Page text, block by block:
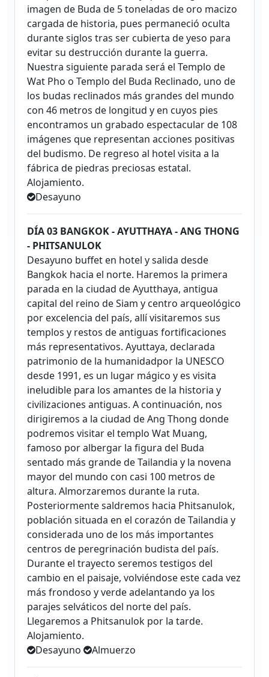
imagen de Buda de 5 toneladas de oro macizo
cargada de historia, pues permaneció oculta
durante siglos tras ser cubierta de yeso para
evitar su destrucción durante la guerra.
Nuestra siguiente parada será el Templo de
Wat Pho o Templo del Buda Reclinado, uno de
los budas reclinados más grandes del mundo
con 46 metros de longitud y en cuyos pies
encontramos un grabado espectacular de 108
imágenes que representan acciones positivas
del budismo. De regreso al hotel visita a la
fábrica de piedras preciosas estatal.
Alojamiento.
Desayuno
DÍA 03 BANGKOK - AYUTTHAYA - ANG THONG
- PHITSANULOK
Desayuno buffet en hotel y salida desde
Bangkok hacia el norte. Haremos la primera
parada en la ciudad de Ayutthaya, antigua
capital del reino de Siam y centro arqueológico
por excelencia del país, allí visitaremos sus
templos y restos de antiguas fortificaciones
más representativos. Ayuttaya, declarada
patrimonio de la humanidadpor la UNESCO
desde 1991, es un lugar mágico y es visita
ineludible para los amantes de la historia y
civilizaciones antiguas. A continuación, nos
dirigiremos a la ciudad de Ang Thong donde
podremos visitar el templo Wat Muang,
famoso por albergar la figura del Buda
sentado más grande de Tailandia y la novena
mayor del mundo con casi 100 metros de
altura. Almorzaremos durante la ruta.
Posteriormente saldremos hacia Phitsanulok,
población situada en el corazón de Tailandia y
considerada uno de los más importantes
centros de peregrinación budista del país.
Durante el trayecto seremos testigos del
cambio en el paisaje, volviéndose este cada vez
más frondoso y verde adelantando ya los
parajes selváticos del norte del país.
Llegaremos a Phitsanulok por la tarde.
Alojamiento.
Desayuno
Almuerzo